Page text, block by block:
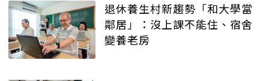
退休養生村新趨勢「和大學當
鄰居」：沒上課不能住、宿舍
變養老房